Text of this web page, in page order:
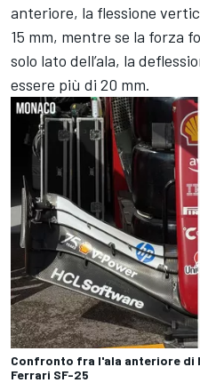
anteriore, la flessione
15 mm, mentre se la forza
solo lato dell’ala, la
essere più di 20 mm.
Confronto fra l'ala anteriore di
Ferrari SF-25